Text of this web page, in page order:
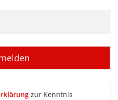
zur Kenntnis